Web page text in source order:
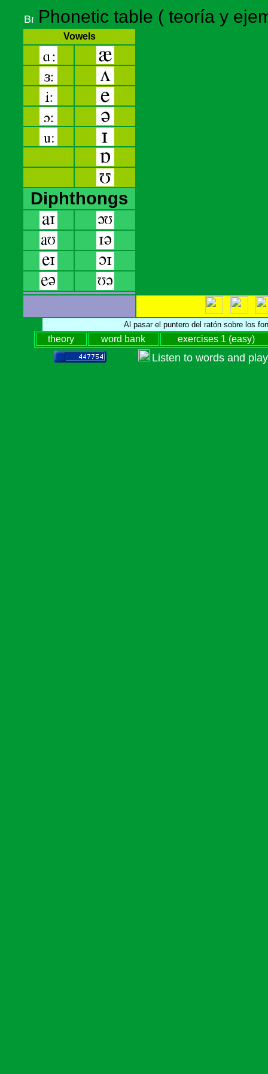
Phonetic table ( teoría y
Vowels
Diphthongs
Al pasar el puntero del ratón sobre los
theory word bank exercises 1 (easy)
Listen to words and